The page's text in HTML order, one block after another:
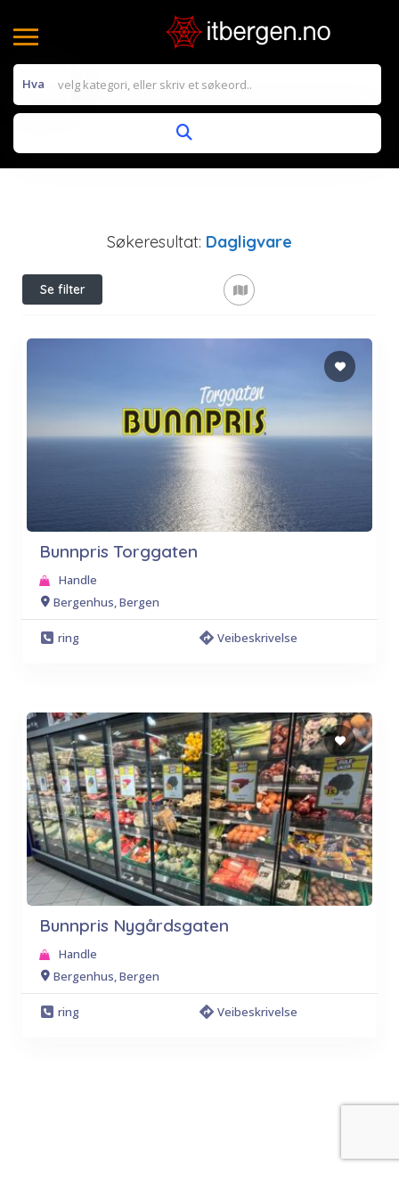
Hva
Søkeresultat: Dagligvare
Se filter
Bunnpris Torggaten
Handle
Bergenhus, Bergen
ring Veibeskrivelse
Bunnpris Nygårdsgaten
Handle
Bergenhus, Bergen
ring Veibeskrivelse